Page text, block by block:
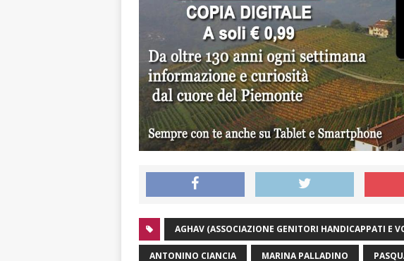
AGHAV (ASSOCIAZIONE GENITORI HANDICAPPATI E
ANTONINO CIANCIA MARINA PALLADINO